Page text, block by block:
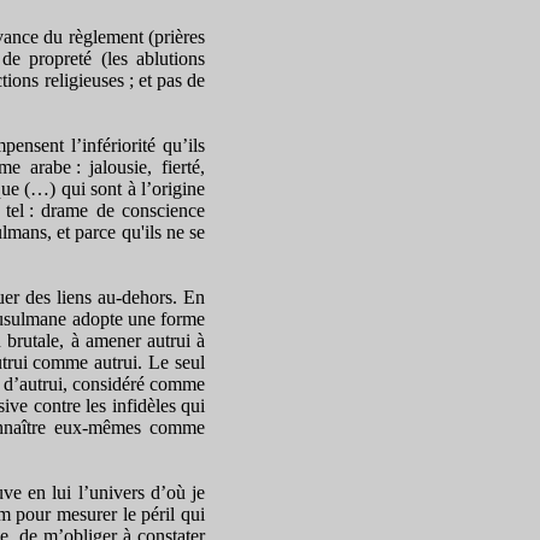
du règlement (prières
propreté (les ablutions
religieuses ; et pas de
l’infériorité qu’ils
arabe : jalousie, fierté,
(…) qui sont à l’origine
: drame de conscience
et parce qu'ils ne se
des liens au-dehors. En
adopte une forme
à amener autrui à
comme autrui. Le seul
considéré comme
contre les infidèles qui
eux-mêmes comme
en lui l’univers d’où je
pour mesurer le péril qui
de m’obliger à constater